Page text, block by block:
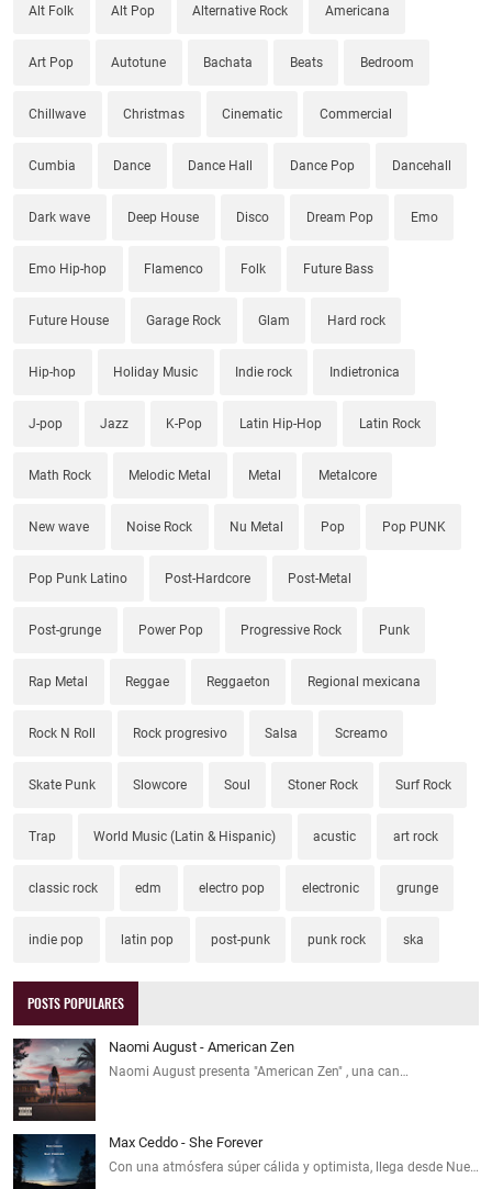
Alt Folk Alt Pop Alternative Rock Americana
Art Pop Autotune Bachata Beats Bedroom
Chillwave Christmas Cinematic Commercial
Cumbia Dance Dance Hall Dance Pop Dancehall
Dark wave Deep House Disco Dream Pop Emo
Emo Hip-hop Flamenco Folk Future Bass
Future House Garage Rock Glam Hard rock
Hip-hop Holiday Music Indie rock Indietronica
J-pop Jazz K-Pop Latin Hip-Hop Latin Rock
Math Rock Melodic Metal Metal Metalcore
New wave Noise Rock Nu Metal Pop Pop PUNK
Pop Punk Latino Post-Hardcore Post-Metal
Post-grunge Power Pop Progressive Rock Punk
Rap Metal Reggae Reggaeton Regional mexicana
Rock N Roll Rock progresivo Salsa Screamo
Skate Punk Slowcore Soul Stoner Rock Surf Rock
Trap World Music (Latin & Hispanic) acustic art rock
classic rock edm electro pop electronic grunge
indie pop latin pop post-punk punk rock ska
POSTS POPULARES
Naomi August - American Zen
Naomi August presenta "American Zen" , una can…
Max Ceddo - She Forever
Con una atmósfera súper cálida y optimista, llega desde Nue…